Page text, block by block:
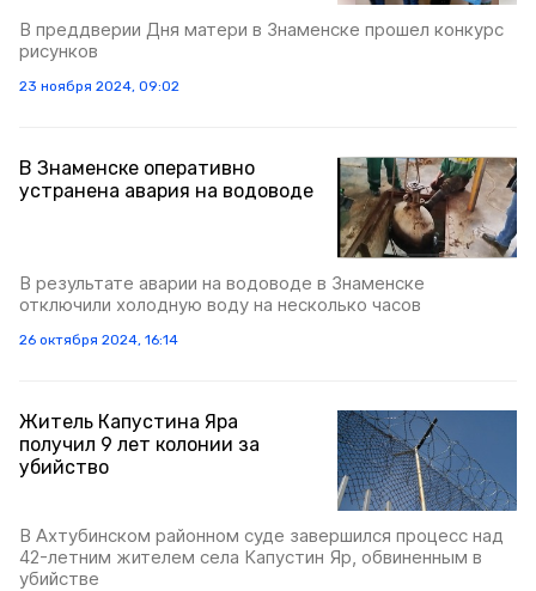
В преддверии Дня матери в Знаменске прошел конкурс
рисунков
23 ноября 2024, 09:02
В Знаменске оперативно
устранена авария на водоводе
В результате аварии на водоводе в Знаменске
отключили холодную воду на несколько часов
26 октября 2024, 16:14
Житель Капустина Яра
получил 9 лет колонии за
убийство
В Ахтубинском районном суде завершился процесс над
42-летним жителем села Капустин Яр, обвиненным в
убийстве